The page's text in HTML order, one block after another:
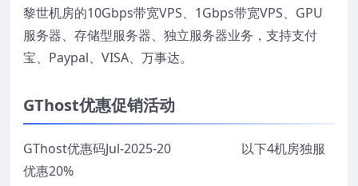
黎世机房的10Gbps带宽VPS、1Gbps带宽VPS、GPU
服务器、存储型服务器、独立服务器业务，支持支付
宝、Paypal、VISA、万事达。
GThost优惠促销活动
GThost优惠码Jul-2025-20 以下4机房独服
优惠20%